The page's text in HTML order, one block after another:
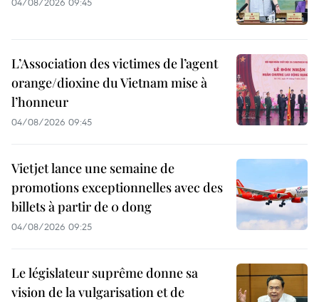
L’Association des victimes de l’agent
orange/dioxine du Vietnam mise à
l’honneur
04/08/2026 09:45
Vietjet lance une semaine de
promotions exceptionnelles avec des
billets à partir de 0 dong
04/08/2026 09:25
Le législateur suprême donne sa
vision de la vulgarisation et de